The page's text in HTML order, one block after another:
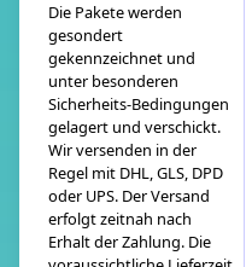
Die Pakete werden
gesondert
gekennzeichnet und
unter besonderen
Sicherheits-Bedingungen
gelagert und verschickt.
Wir versenden in der
Regel mit DHL, GLS, DPD
oder UPS. Der Versand
erfolgt zeitnah nach
Erhalt der Zahlung. Die